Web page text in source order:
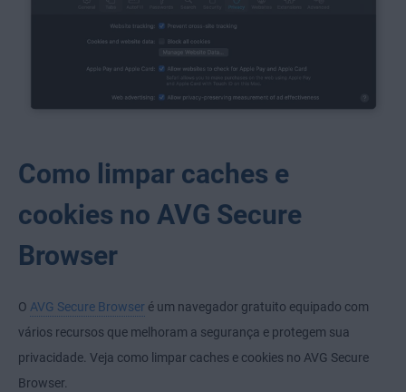
Como limpar caches e
cookies no AVG Secure
Browser
O AVG Secure Browser é um navegador gratuito equipado com
vários recursos que melhoram a segurança e protegem sua
privacidade. Veja como limpar caches e cookies no AVG Secure
Browser.